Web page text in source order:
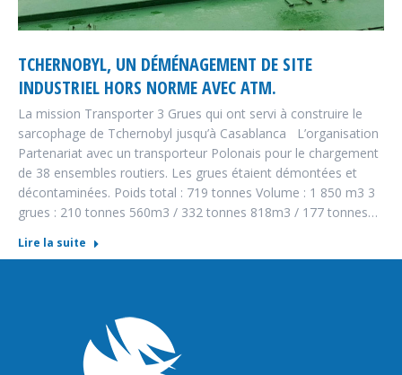
TCHERNOBYL, UN DÉMÉNAGEMENT DE SITE
INDUSTRIEL HORS NORME AVEC ATM.
La mission Transporter 3 Grues qui ont servi à construire le
sarcophage de Tchernobyl jusqu’à Casablanca L’organisation
Partenariat avec un transporteur Polonais pour le chargement
de 38 ensembles routiers. Les grues étaient démontées et
décontaminées. Poids total : 719 tonnes Volume : 1 850 m3 3
grues : 210 tonnes 560m3 / 332 tonnes 818m3 / 177 tonnes…
Lire la suite